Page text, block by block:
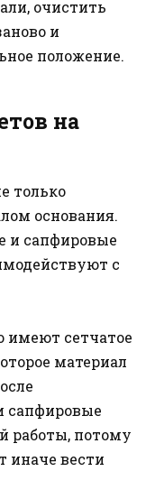
очистить
и
положение.
на
только
основания.
и сапфировые
с
имеют сетчатое
материал
сапфировые
работы, потому
иначе вести